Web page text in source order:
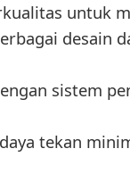
untuk
desain
sistem
tekan